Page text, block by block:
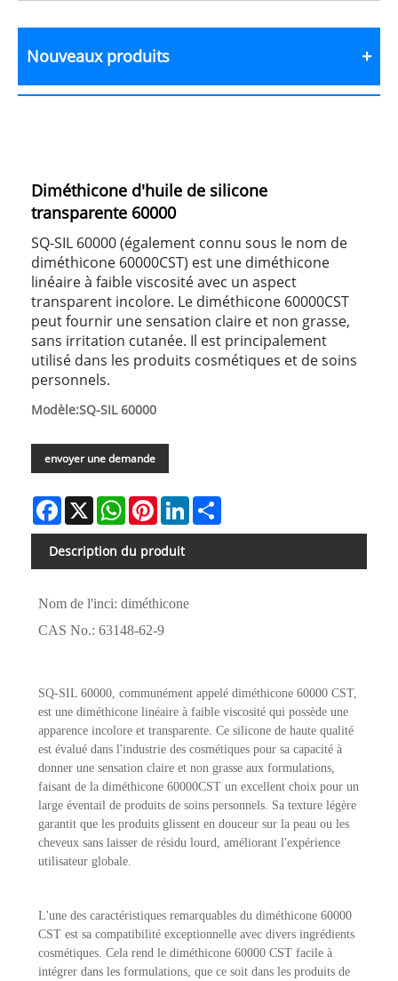
Nouveaux produits
Diméthicone d'huile de silicone
transparente 60000
SQ-SIL 60000 (également connu sous le nom de
diméthicone 60000CST) est une diméthicone
linéaire à faible viscosité avec un aspect
transparent incolore. Le diméthicone 60000CST
peut fournir une sensation claire et non grasse,
sans irritation cutanée. Il est principalement
utilisé dans les produits cosmétiques et de soins
personnels.
Modèle:SQ-SIL 60000
envoyer une demande
Facebook
X WhatsAppPinterestLinkedIn
Description du produit
Nom de l'inci: diméthicone
CAS No.: 63148-62-9
SQ-SIL 60000, communément appelé diméthicone 60000 CST,
est une diméthicone linéaire à faible viscosité qui possède une
apparence incolore et transparente. Ce silicone de haute qualité
est évalué dans l'industrie des cosmétiques pour sa capacité à
donner une sensation claire et non grasse aux formulations,
faisant de la diméthicone 60000CST un excellent choix pour un
large éventail de produits de soins personnels. Sa texture légère
garantit que les produits glissent en douceur sur la peau ou les
cheveux sans laisser de résidu lourd, améliorant l'expérience
utilisateur globale.
L'une des caractéristiques remarquables du diméthicone 60000
CST est sa compatibilité exceptionnelle avec divers ingrédients
cosmétiques. Cela rend le diméthicone 60000 CST facile à
intégrer dans les formulations, que ce soit dans les produits de